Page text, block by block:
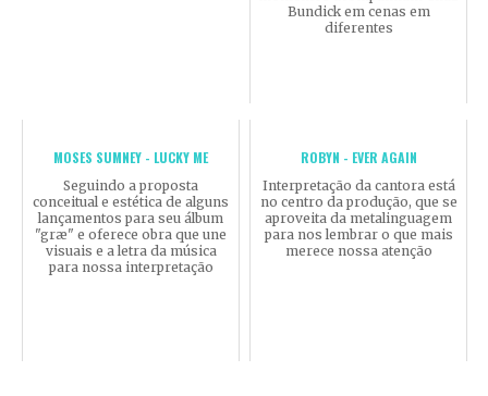
Bundick em cenas em
diferentes
MOSES SUMNEY - LUCKY ME
Seguindo a proposta
conceitual e estética de alguns
lançamentos para seu álbum
"græ" e oferece obra que une
visuais e a letra da música
para nossa interpretação
ROBYN - EVER AGAIN
Interpretação da cantora está
no centro da produção, que se
aproveita da metalinguagem
para nos lembrar o que mais
merece nossa atenção